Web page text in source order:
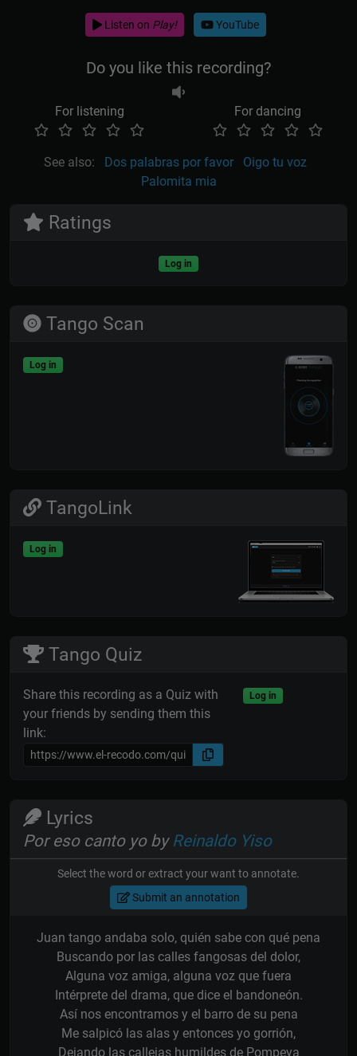
Listen on Play! YouTube
Do you like this recording?
For listening For dancing
See also: Dos palabras por favor
Oigo tu voz
Palomita mia
Ratings
Log in
Tango Scan
Log in
TangoLink
Log in
Tango Quiz
Share this recording as a Quiz with
your friends by sending them this
link:
Log in
Lyrics
Por eso canto yo by Reinaldo Yiso
Select the word or extract your want to annotate.
Submit an annotation
Juan tango andaba solo, quién sabe con qué pena
Buscando por las calles fangosas del dolor,
Alguna voz amiga, alguna voz que fuera
Intérprete del drama, que dice el bandoneón.
Así nos encontramos y el barro de su pena
Me salpicó las alas y entonces yo gorrión,
Dejando las callejas humildes de Pompeya